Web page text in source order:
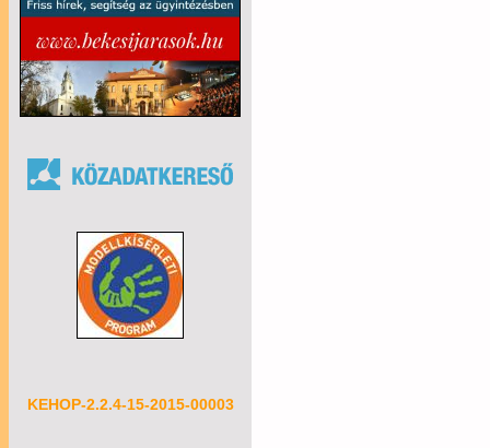
KEHOP-2.2.4-15-2015-00003